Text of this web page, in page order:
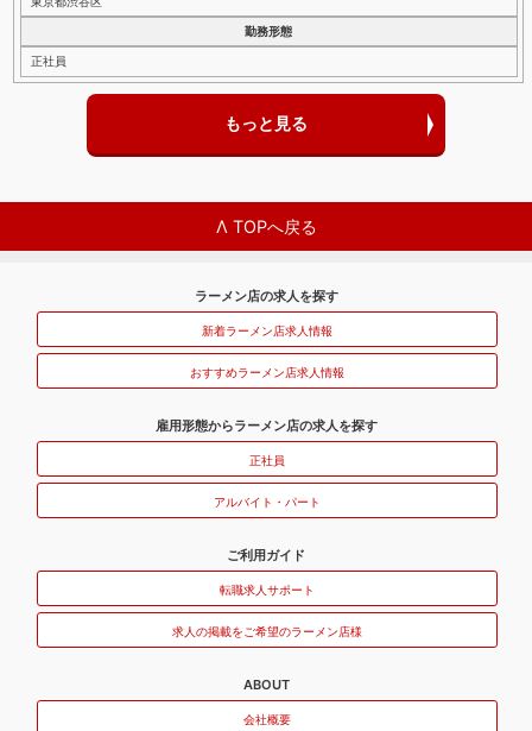
勤務形態
正社員
もっと見る
Λ TOPへ戻る
ラーメン店の求人を探す
新着ラーメン店求人情報
おすすめラーメン店求人情報
雇用形態からラーメン店の求人を探す
正社員
アルバイト・パート
ご利用ガイド
転職求人サポート
求人の掲載をご希望のラーメン店様
ABOUT
会社概要